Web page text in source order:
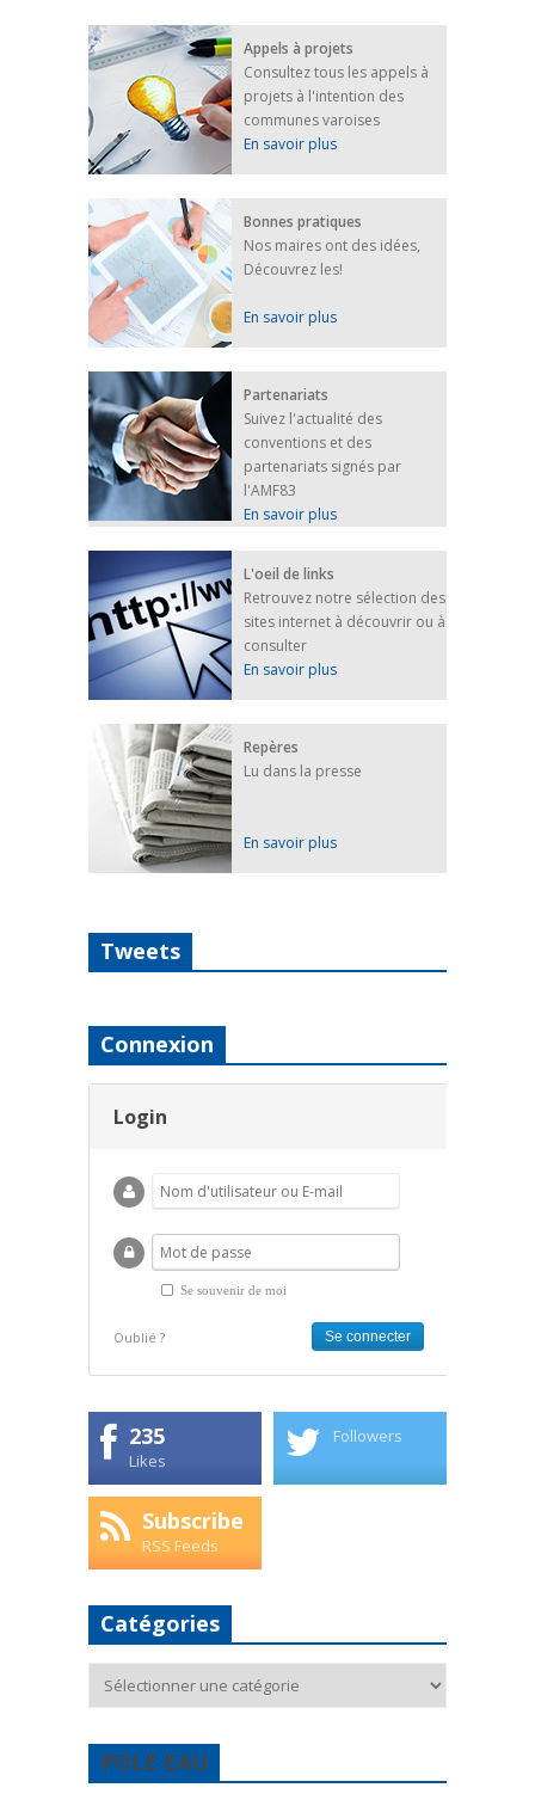
25 avril 2022
Afin d’accompagner au mieux les réfugiés
ukrainiens arrivés en France,...
FEUILLETER
Appels à projets
Consultez tous les appels à
projets à l'intention des
communes varoises
En savoir plus
Bonnes pratiques
Nos maires ont des idées,
Découvrez les!
En savoir plus
Partenariats
Suivez l'actualité des
conventions et des
partenariats signés par
l'AMF83
En savoir plus
L'oeil de links
Retrouvez notre sélection des
sites internet à découvrir ou à
consulter
En savoir plus
Repères
Lu dans la presse
En savoir plus
Tweets
Connexion
Login
Se souvenir de moi
Oublié ?
235
Likes
Followers
Subscribe
RSS Feeds
Catégories
POLE EAU